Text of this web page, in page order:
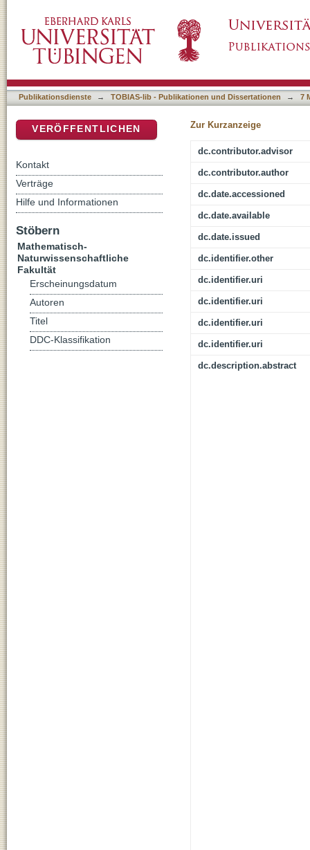
Publikationsdienste → TOBIAS-lib - Publikationen und Dissertationen → 7
Zur Kurzanzeige
dc.contributor.advisor
dc.contributor.author
dc.date.accessioned
dc.date.available
dc.date.issued
dc.identifier.other
dc.identifier.uri
dc.identifier.uri
dc.identifier.uri
dc.identifier.uri
dc.description.abstract
VERÖFFENTLICHEN
Kontakt
Verträge
Hilfe und Informationen
Stöbern
Mathematisch-
Naturwissenschaftliche
Fakultät
Erscheinungsdatum
Autoren
Titel
DDC-Klassifikation